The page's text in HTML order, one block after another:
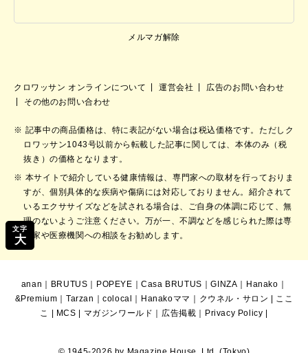
文字
大
メルマガ解除
クロワッサン オンラインについて 運営会社
広告のお問い合わせ
その他のお問い合わせ
記事中の商品価格は、特に表記がない場合は税込価格です。ただしク
ロワッサン1043号以前から転載した記事に関しては、本体のみ（税
抜き）の価格となります。
本サイトで紹介している健康情報は、専門家への取材を行っておりま
すが、個別具体的な疾病や傷病には対応しておりません。紹介されて
いるエクササイズなどを試される場合は、ご自身の体調に応じて、無
理のないようご注意ください。万が一、不調などを感じられた際は専
門家や医療機関への相談をお勧めします。
anan ｜ BRUTUS ｜ POPEYE ｜Casa BRUTUS ｜GINZA ｜ Hanako ｜
&Premium ｜Tarzan ｜colocal ｜ Hanakoママ ｜ クウネル・サロン | ここ
こ
| MCS | マガジンワールド ｜ 広告掲載 ｜ Privacy Policy |